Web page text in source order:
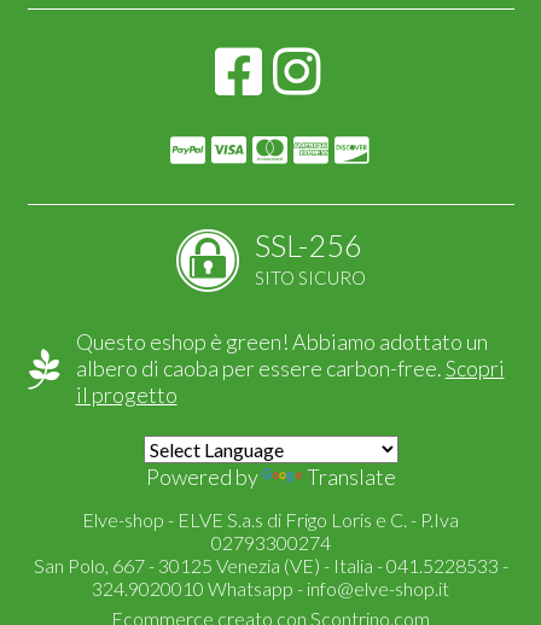
SSL-256
SITO SICURO
Questo eshop è green! Abbiamo adottato un
albero di caoba per essere carbon-free.Scopri
il progetto
Powered by Translate
Elve-shop - ELVE S.a.s di Frigo Loris e C. - P.Iva
02793300274
San Polo, 667 - 30125 Venezia (VE) - Italia - 041.5228533 -
324.9020010 Whatsapp - info@elve-shop.it
Ecommerce creato con Scontrino.com